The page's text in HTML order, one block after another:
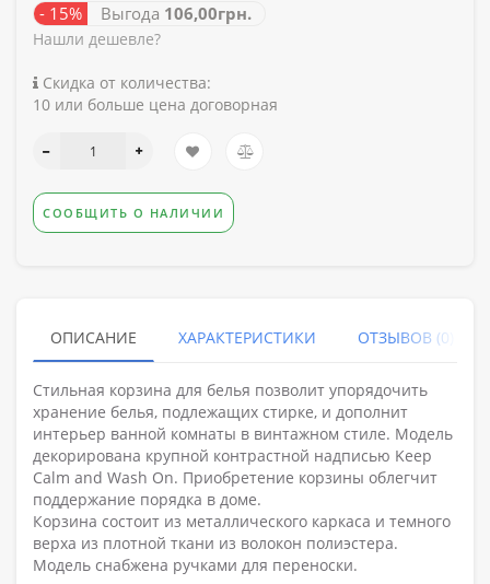
- 15% Выгода 106,00грн.
Нашли дешевле?
Скидка от количества:
10 или больше цена договорная
СООБЩИТЬ О НАЛИЧИИ
ОПИСАНИЕ ХАРАКТЕРИСТИКИ ОТЗЫВОВ (0)
Стильная корзина для белья позволит упорядочить
хранение белья, подлежащих стирке, и дополнит
интерьер ванной комнаты в винтажном стиле. Модель
декорирована крупной контрастной надписью Keep
Calm and Wash On. Приобретение корзины облегчит
поддержание порядка в доме.
Корзина состоит из металлического каркаса и темного
верха из плотной ткани из волокон полиэстера.
Модель снабжена ручками для переноски.